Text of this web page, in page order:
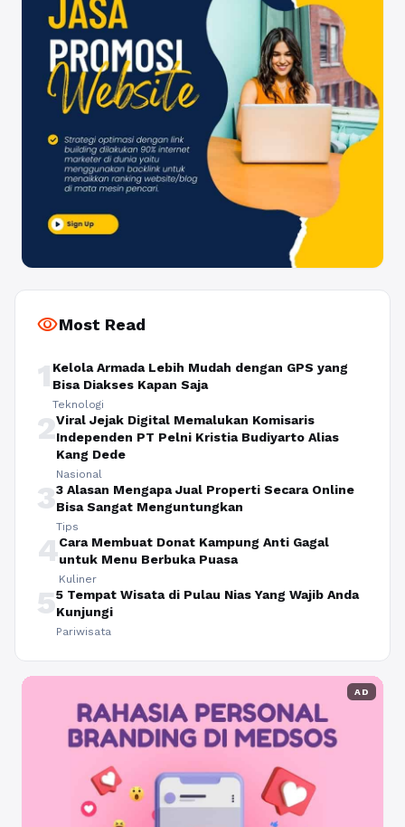
visibilityMost Read
1 Kelola Armada Lebih Mudah dengan GPS yang
Bisa Diakses Kapan Saja
Teknologi
2Viral Jejak Digital Memalukan Komisaris
Independen PT Pelni Kristia Budiyarto Alias
Kang Dede
Nasional
33 Alasan Mengapa Jual Properti Secara Online
Bisa Sangat Menguntungkan
Tips
4Cara Membuat Donat Kampung Anti Gagal
untuk Menu Berbuka Puasa
Kuliner
55 Tempat Wisata di Pulau Nias Yang Wajib Anda
Kunjungi
Pariwisata
AD